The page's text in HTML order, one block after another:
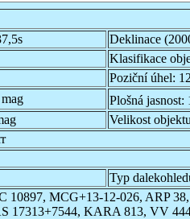
Deklinace
Klasifikace
Poziční úhel:
Plošná jasnost:
Velikost
Typ
10897, MCG+13-12-026, ARP
17313+7544, KARA 813, VV